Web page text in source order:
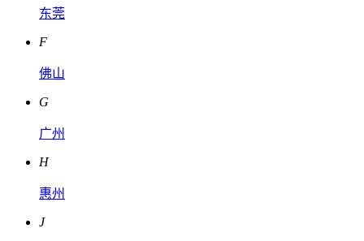
东莞
F
佛山
G
广州
H
惠州
J